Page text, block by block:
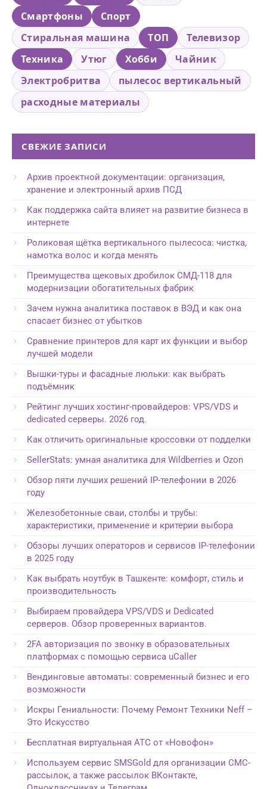
Смартфоны
Спорт
Стиральная машина
ТОП
Телевизор
Техника
Утюг Хобби
Чайник
Электробритва
пылесос вертикальный
расходные материалы
СВЕЖИЕ ЗАПИСИ
Архив проектной документации: организация,
хранение и электронный архив ПСД
Как поддержка сайта влияет на развитие бизнеса в
интернете
Роликовая щётка вертикального пылесоса: чистка,
намотка волос и когда менять
Преимущества щековых дробилок СМД-118 для
модернизации обогатительных фабрик
Зачем нужна аналитика поставок в ВЭД и как она
спасает бизнес от убытков
Сравнение принтеров для карт их функции и выбор
лучшей модели
Вышки-туры и фасадные люльки: как выбрать
подъёмник
Рейтинг лучших хостинг-провайдеров: VPS/VDS и
dedicated серверы. 2026 год.
Как отличить оригинальные кроссовки от подделки
SellerStats: умная аналитика для Wildberries и Ozon
Обзор пяти лучших решений IP-телефонии в 2026
году
Железобетонные сваи, столбы и трубы:
характеристики, применение и критерии выбора
Обзоры лучших операторов и сервисов IP-телефонии
в 2025 году
Как выбрать ноутбук в Ташкенте: комфорт, стиль и
производительность
Выбираем провайдера VPS/VDS и Dedicated
серверов. Обзор проверенных вариантов.
2FA авторизация по звонку в образовательных
платформах с помощью сервиса uCaller
Вендинговые автоматы: современный бизнес и его
возможности
Искры Гениальности: Почему Ремонт Техники Neff –
Это Искусство
Бесплатная виртуальная АТС от «Новофон»
Используем сервис SMSGold для организации СМС-
рассылок, а также рассылок ВКонтакте,